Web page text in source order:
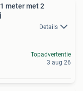
meter met 2
Details
Topadvertentie
3 aug 26